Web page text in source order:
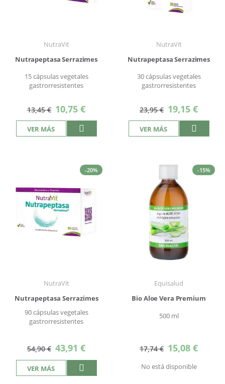
NutraVit
Nutrapeptasa Serrazimes
15 cápsulas vegetales
gastrorresistentes
13,45 € Precio
especial
10,75 €
VER MÁS
NutraVit
Nutrapeptasa Serrazimes
30 cápsulas vegetales
gastrorresistentes
23,95 € Precio
especial
19,15 €
VER MÁS
-20%
NutraVit
Nutrapeptasa Serrazimes
90 cápsulas vegetales
gastrorresistentes
54,90 € Precio
especial
43,91 €
VER MÁS
-15%
Equisalud
Bio Aloe Vera Premium
500 ml
17,74 € Precio
especial
15,08 €
No está disponible